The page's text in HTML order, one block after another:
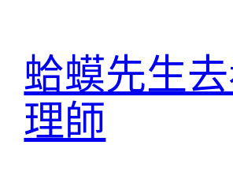
蛤蟆先生
理師